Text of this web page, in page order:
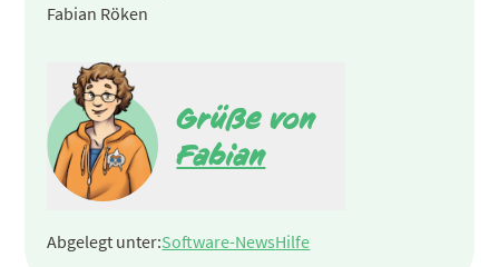
Fabian Röken
Grüße von
Fabian
Abgelegt unter:Software-NewsHilfe